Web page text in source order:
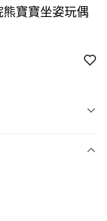
寶寶坐姿玩偶